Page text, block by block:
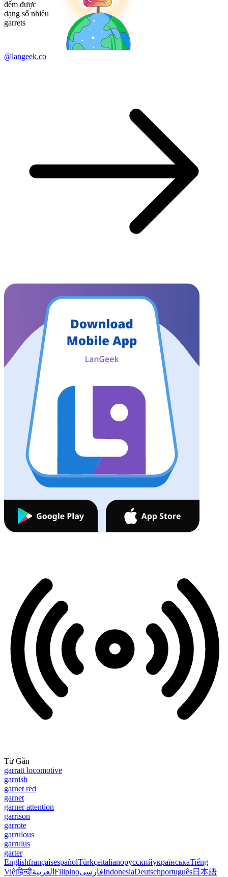
đếm được
dạng số nhiều
garrets
@langeek.co
Từ Gần
garratt locomotive
garnish
garnet red
garnet
garner attention
garrison
garrote
garrulous
garrulus
garter
EnglishfrançaisespañolTürkçeitalianoрусскийукраїнськаTiếng
Việtहिन्दीالعربية FilipinoفارسیIndonesiaDeutschportuguês日本語